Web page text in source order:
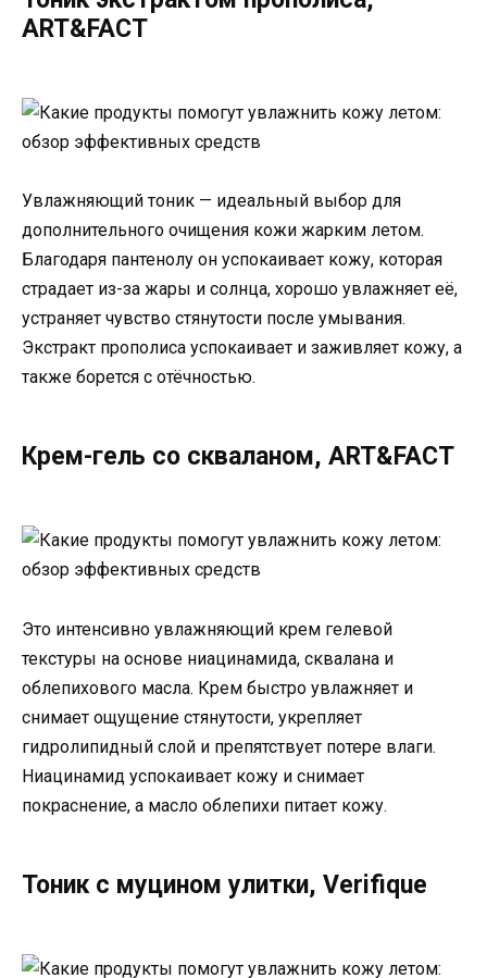
ART&FACT
Увлажняющий тоник — идеальный выбор для
дополнительного очищения кожи жарким летом.
Благодаря пантенолу он успокаивает кожу, которая
страдает из-за жары и солнца, хорошо увлажняет её,
устраняет чувство стянутости после умывания.
Экстракт прополиса успокаивает и заживляет кожу, а
также борется с отёчностью.
Крем-гель со скваланом, ART&FACT
Это интенсивно увлажняющий крем гелевой
текстуры на основе ниацинамида, сквалана и
облепихового масла. Крем быстро увлажняет и
снимает ощущение стянутости, укрепляет
гидролипидный слой и препятствует потере влаги.
Ниацинамид успокаивает кожу и снимает
покраснение, а масло облепихи питает кожу.
Тоник с муцином улитки, Verifique